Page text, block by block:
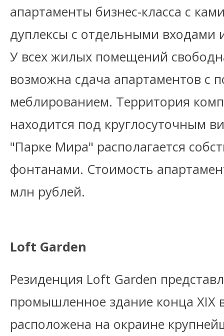
апартаменты бизнес-класса с
дуплексы с отдельными
У всех жилых помещений
возможна сдача апартаментов с
меблированием. Территория
находится под круглосуточным
"Парке Мира" располагается
фонтанами. Стоимость
млн рублей.
Loft Garden
Резиденция Loft Garden
промышленное здание конца XIX
расположена на окраине